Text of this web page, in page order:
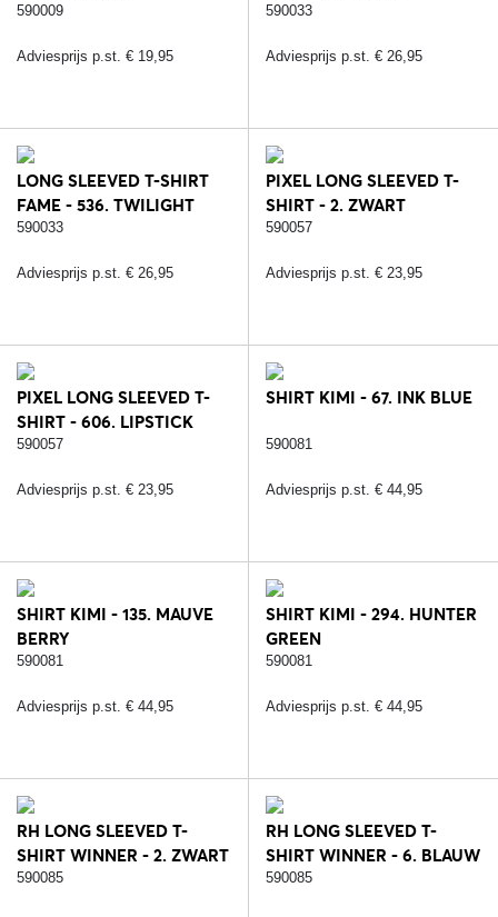
590009
Adviesprijs p.st. € 19,95
590033
Adviesprijs p.st. € 26,95
LONG SLEEVED T-SHIRT
FAME - 536. TWILIGHT
BLUE
590033
Adviesprijs p.st. € 26,95
PIXEL LONG SLEEVED T-
SHIRT - 2. ZWART
590057
Adviesprijs p.st. € 23,95
PIXEL LONG SLEEVED T-
SHIRT - 606. LIPSTICK
590057
Adviesprijs p.st. € 23,95
SHIRT KIMI - 67. INK BLUE
590081
Adviesprijs p.st. € 44,95
SHIRT KIMI - 135. MAUVE
BERRY
590081
Adviesprijs p.st. € 44,95
SHIRT KIMI - 294. HUNTER
GREEN
590081
Adviesprijs p.st. € 44,95
RH LONG SLEEVED T-
SHIRT WINNER - 2. ZWART
590085
RH LONG SLEEVED T-
SHIRT WINNER - 6. BLAUW
590085